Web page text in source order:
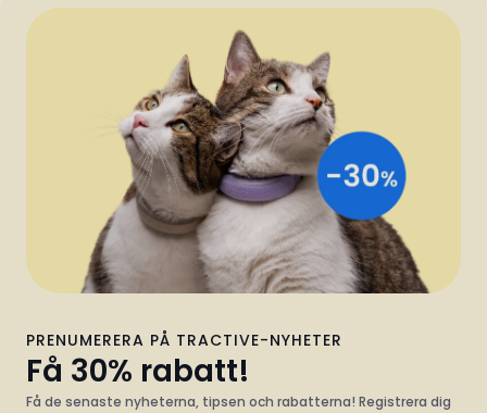
PRENUMERERA PÅ TRACTIVE-NYHETER
Få 30% rabatt!
Få de senaste nyheterna, tipsen och rabatterna! Registrera dig